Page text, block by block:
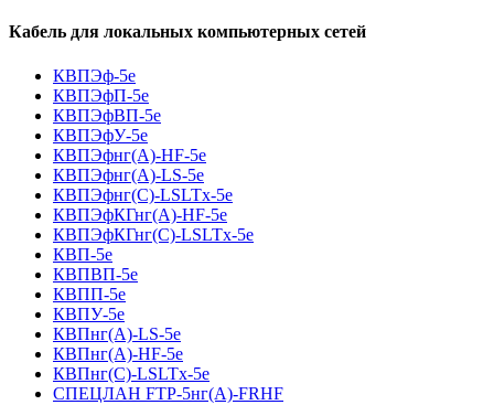
Кабель для локальных компьютерных сетей
КВПЭф-5е
КВПЭфП-5е
КВПЭфВП-5е
КВПЭфУ-5е
КВПЭфнг(А)-HF-5е
КВПЭфнг(А)-LS-5е
КВПЭфнг(С)-LSLTx-5е
КВПЭфКГнг(А)-HF-5е
КВПЭфКГнг(С)-LSLTx-5е
КВП-5е
КВПВП-5е
КВПП-5е
КВПУ-5е
КВПнг(А)-LS-5е
КВПнг(А)-HF-5е
КВПнг(С)-LSLTx-5е
СПЕЦЛАН FTP-5нг(А)-FRHF